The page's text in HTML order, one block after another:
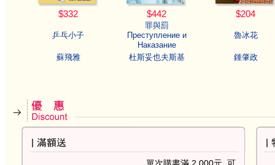
$332 $442 $204
乒乓小子
罪與罰
Преступление и
Наказание
魯冰花
蘇飛雅 杜斯妥也夫斯基 鍾肇政